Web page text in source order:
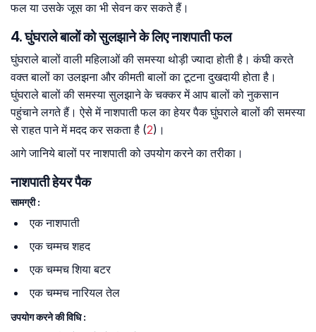
फल या उसके जूस का भी सेवन कर सकते हैं।
4. घुंघराले बालों को सुलझाने के लिए नाशपाती फल
घुंघराले बालों वाली महिलाओं की समस्या थोड़ी ज्यादा होती है। कंघी करते
वक्त बालों का उलझना और कीमती बालों का टूटना दुखदायी होता है।
घुंघराले बालों की समस्या सुलझाने के चक्कर में आप बालों को नुकसान
पहुंचाने लगते हैं। ऐसे में नाशपाती फल का हेयर पैक घुंघराले बालों की समस्या
से राहत पाने में मदद कर सकता है (2)।
आगे जानिये बालों पर नाशपाती को उपयोग करने का तरीका।
नाशपाती हेयर पैक
सामग्री :
एक नाशपाती
एक चम्मच शहद
एक चम्मच शिया बटर
एक चम्मच नारियल तेल
उपयोग करने की विधि :